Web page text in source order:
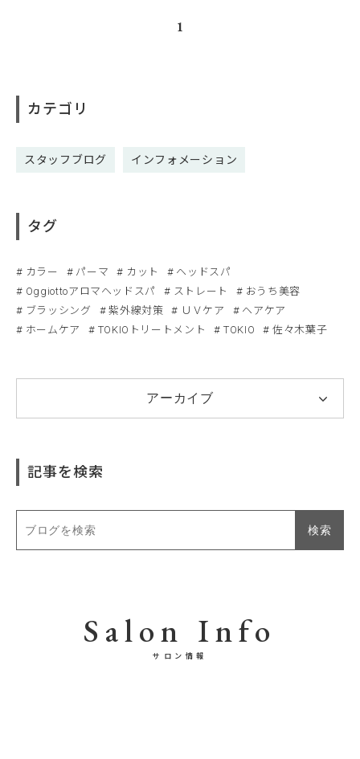
1
カテゴリ
スタッフブログ インフォメーション
タグ
カラー パーマ カット
ヘッドスパ
Oggiottoアロマヘッドスパ
ストレート
おうち美容
ブラッシング
紫外線対策 ＵＶケア
ヘアケア
ホームケア
TOKIOトリートメント TOKIO 佐々木葉子
アーカイブ
記事を検索
Salon Info
サロン情報